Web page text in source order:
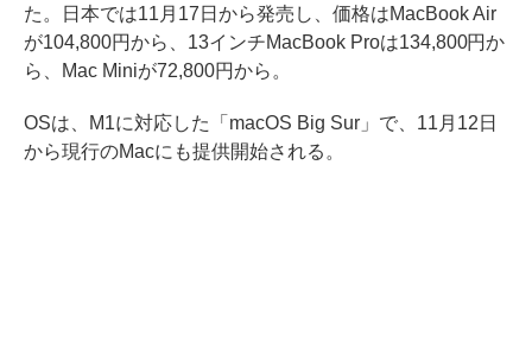
た。日本では11月17日から発売し、価格はMacBook Air
が104,800円から、13インチMacBook Proは134,800円か
ら、Mac Miniが72,800円から。
OSは、M1に対応した「macOS Big Sur」で、11月12日
から現行のMacにも提供開始される。